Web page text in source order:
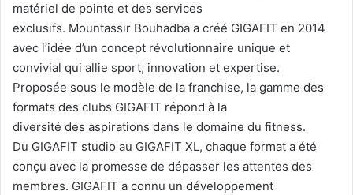
matériel de pointe et des services
exclusifs. Mountassir Bouhadba a créé GIGAFIT en 2014
avec l’idée d’un concept révolutionnaire unique et
convivial qui allie sport, innovation et expertise.
Proposée sous le modèle de la franchise, la gamme des
formats des clubs GIGAFIT répond à la
diversité des aspirations dans le domaine du fitness.
Du GIGAFIT studio au GIGAFIT XL, chaque format a été
conçu avec la promesse de dépasser les attentes des
membres. GIGAFIT a connu un développement